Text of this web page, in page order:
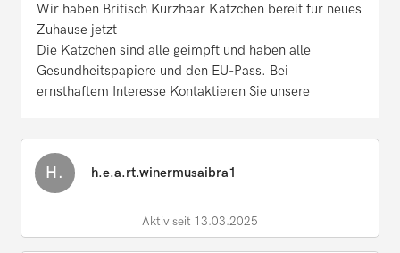
Wir haben Britisch Kurzhaar Katzchen bereit fur neues
Zuhause jetzt
Die Katzchen sind alle geimpft und haben alle
Gesundheitspapiere und den EU-Pass. Bei
ernsthaftem Interesse Kontaktieren Sie unsere
H. h.e.a.rt.winermusaibra1
Aktiv seit 13.03.2025